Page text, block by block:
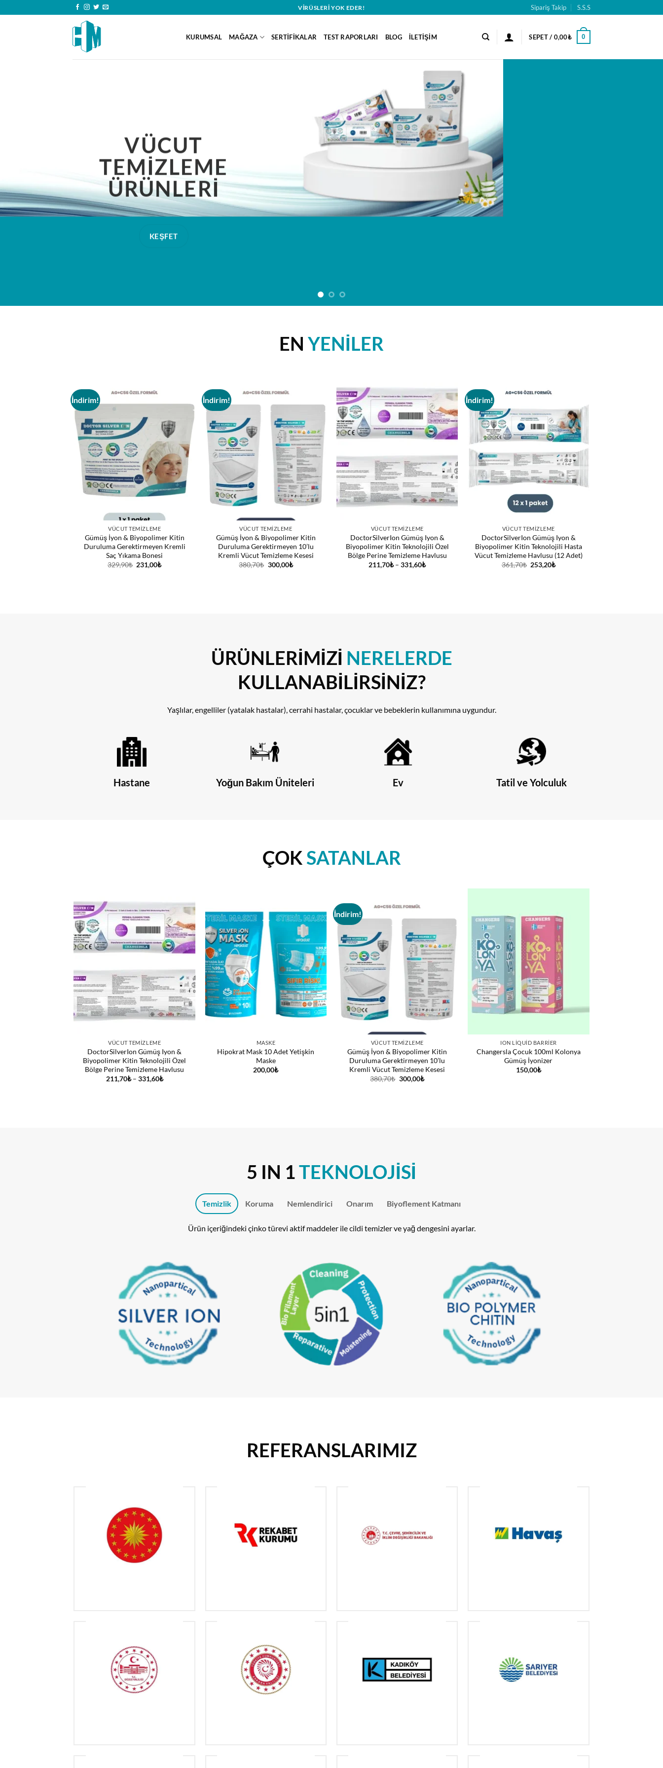
atla
VIRÜSLERI YOK EDER! Sipariş Takip S.S.S
KURUMSAL MAĞAZA SERTIFIKALAR TEST RAPORLARI BLOG İLETIŞIM SEPET / 0,00₺ 0
VÜCUT
TEMİZLEME
ÜRÜNLERİ
KEŞFET
EN YENİLER
İndirim!
VÜCUT TEMIZLEME
Gümüş İyon & Biyopolimer Kitin
Duruluma Gerektirmeyen Kremli
Saç Yıkama Bonesi
329,90₺ Orijinal
fiyat:
231,00₺Şu
İndirim!
VÜCUT TEMIZLEME
Gümüş İyon & Biyopolimer Kitin
Duruluma Gerektirmeyen 10’lu
Kremli Vücut Temizleme Kesesi
380,70₺ Orijinal
fiyat:
300,00₺Şu
VÜCUT TEMIZLEME
DoctorSilverIon Gümüş Iyon &
Biyopolimer Kitin Teknolojili Özel
Bölge Perine Temizleme Havlusu
211,70₺ –331,60₺Fiyat
İndirim!
VÜCUT TEMIZLEME
DoctorSilverIon Gümüş Iyon &
Biyopolimer Kitin Teknolojili Hasta
Vücut Temizleme Havlusu (12 Adet)
361,70₺ Orijinal
fiyat:
253,20₺Şu
ÜRÜNLERİMİZİ NERELERDE
KULLANABİLİRSİNİZ?
Yaşlılar, engelliler (yatalak hastalar), cerrahi hastalar, çocuklar ve bebeklerin kullanımına uygundur.
Hastane Yoğun Bakım Üniteleri Ev Tatil ve Yolculuk
ÇOKSATANLAR
VÜCUT TEMIZLEME
DoctorSilverIon Gümüş Iyon &
Biyopolimer Kitin Teknolojili Özel
Bölge Perine Temizleme Havlusu
211,70₺ – 331,60₺Fiyat
MASKE
Hipokrat Mask 10 Adet Yetişkin
Maske
200,00₺
İndirim!
VÜCUT TEMIZLEME
Gümüş İyon & Biyopolimer Kitin
Duruluma Gerektirmeyen 10’lu
Kremli Vücut Temizleme Kesesi
380,70₺ Orijinal
fiyat:
300,00₺Şu
ION LIQUID BARRIER
Changersla Çocuk 100ml Kolonya
Gümüş İyonizer
150,00₺
5 IN 1TEKNOLOJİSİ
Temizlik Koruma Nemlendirici Onarım Biyoflement Katmanı
Ürün içeriğindeki çinko türevi aktif maddeler ile cildi temizler ve yağ dengesini ayarlar.
REFERANSLARIMIZ